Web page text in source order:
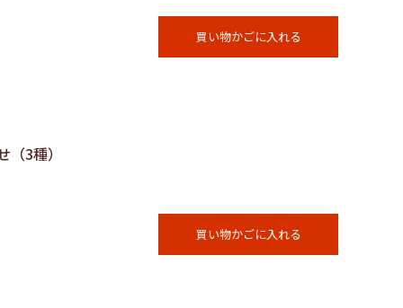
買い物かごに入れる
3種）
買い物かごに入れる